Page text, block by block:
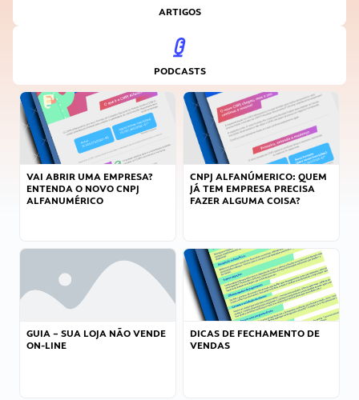
ARTIGOS
PODCASTS
VAI ABRIR UMA EMPRESA?
ENTENDA O NOVO CNPJ
ALFANUMÉRICO
CNPJ ALFANÚMERICO: QUEM
JÁ TEM EMPRESA PRECISA
FAZER ALGUMA COISA?
GUIA – SUA LOJA NÃO VENDE
ON-LINE
DICAS DE FECHAMENTO DE
VENDAS